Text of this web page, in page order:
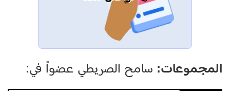
المجموعات: سامح الصريطي عضواً في: